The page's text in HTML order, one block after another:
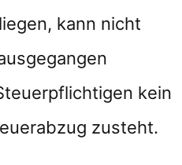
kann nicht
kein
zusteht.